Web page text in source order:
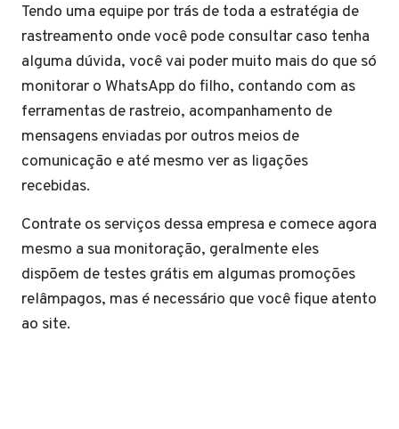
Tendo uma equipe por trás de toda a estratégia de
rastreamento onde você pode consultar caso tenha
alguma dúvida, você vai poder muito mais do que só
monitorar o WhatsApp do filho, contando com as
ferramentas de rastreio, acompanhamento de
mensagens enviadas por outros meios de
comunicação e até mesmo ver as ligações
recebidas.
Contrate os serviços dessa empresa e comece agora
mesmo a sua monitoração, geralmente eles
dispõem de testes grátis em algumas promoções
relâmpagos, mas é necessário que você fique atento
ao site.